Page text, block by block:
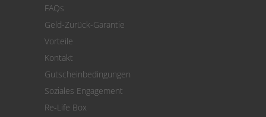
FAQs
Geld-Zurück-Garantie
Vorteile
Kontakt
Gutscheinbedingungen
Soziales Engagement
Re-Life Box